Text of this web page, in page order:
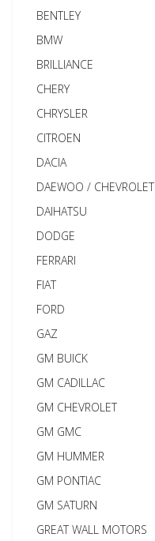
BENTLEY
BMW
BRILLIANCE
CHERY
CHRYSLER
CITROEN
DACIA
DAEWOO / CHEVROLET
DAIHATSU
DODGE
FERRARI
FIAT
FORD
GAZ
GM BUICK
GM CADILLAC
GM CHEVROLET
GM GMC
GM HUMMER
GM PONTIAC
GM SATURN
GREAT WALL MOTORS